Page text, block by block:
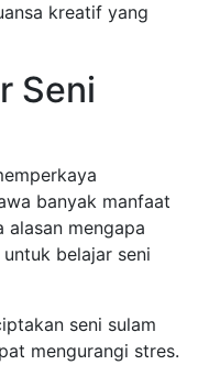
kreatif yang
Seni
banyak manfaat
alasan mengapa
belajar seni
seni sulam
mengurangi stres.